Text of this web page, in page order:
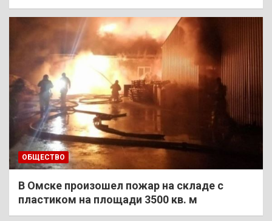
ОБЩЕСТВО
В Омске произошел пожар на складе с
пластиком на площади 3500 кв. м